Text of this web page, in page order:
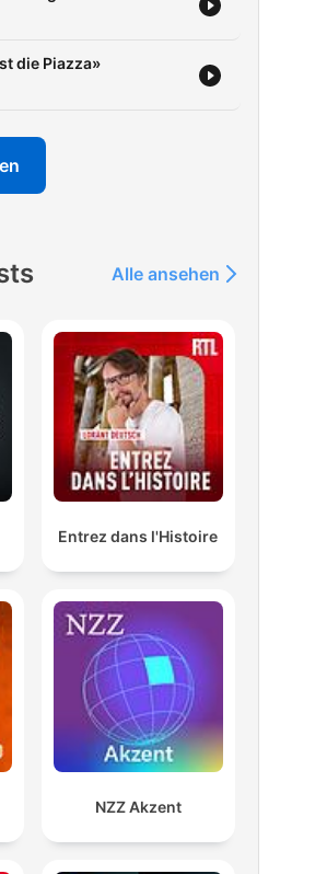
die Piazza»
Alle ansehen
Entrez dans l'Histoire
NZZ Akzent